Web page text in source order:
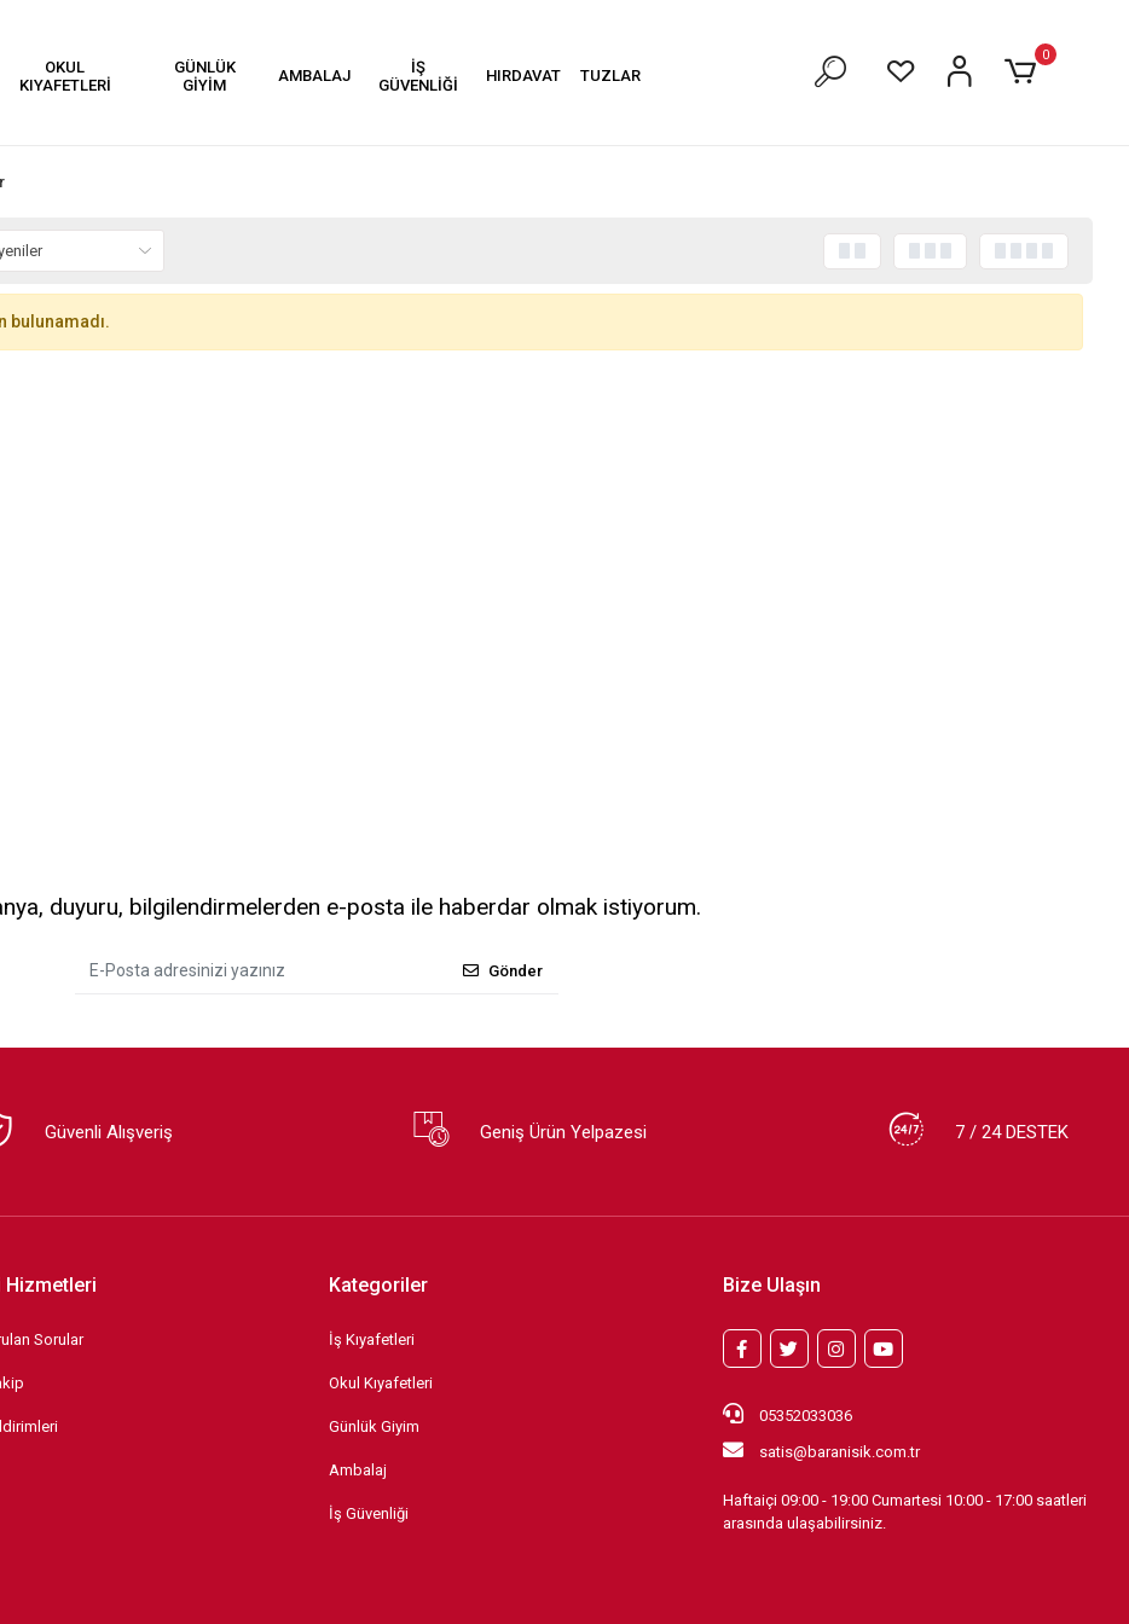
OKUL
KIYAFETLERİ
GÜNLÜK
GİYİM
AMBALAJ
İŞ
GÜVENLİĞİ
HIRDAVAT TUZLAR
0
bulunamadı.
duyuru, bilgilendirmelerden e-posta ile haberdar olmak istiyorum.
Gönder
Güvenli Alışveriş Geniş Ürün Yelpazesi 7 / 24 DESTEK
Hizmetleri
Sorular
Kategoriler
İş Kıyafetleri
Okul Kıyafetleri
Günlük Giyim
Ambalaj
İş Güvenliği
Bize Ulaşın
05352033036
satis@baranisik.com.tr
Haftaiçi 09:00 - 19:00 Cumartesi 10:00 - 17:00 saatleri
arasında ulaşabilirsiniz.